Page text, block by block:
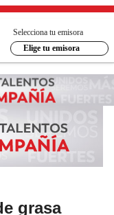
Selecciona tu emisora
Elige tu emisora
grasa